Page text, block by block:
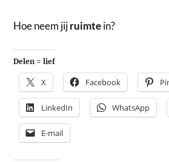
Hoe neem jijruimtein?
Delen = lief
X Facebook
LinkedIn WhatsApp
E-mail